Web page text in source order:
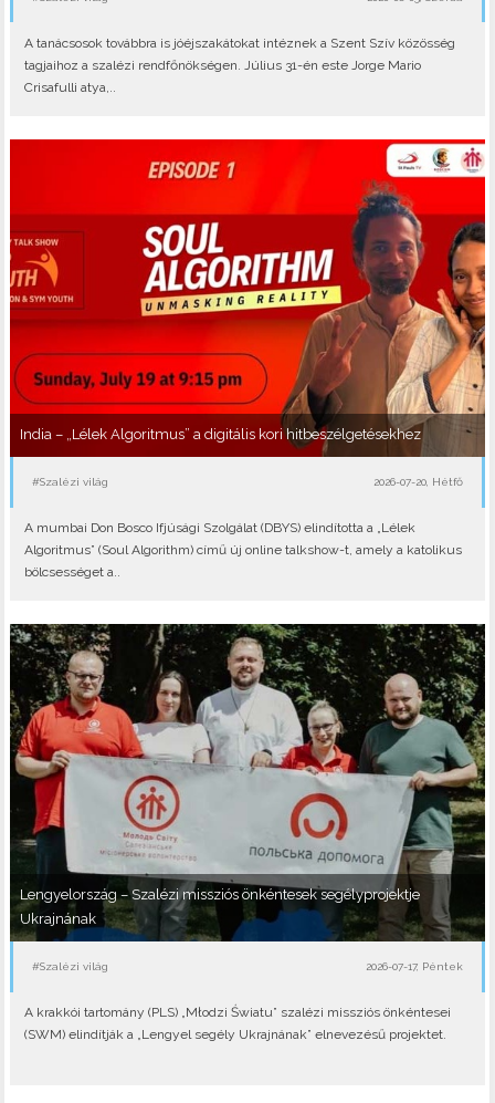
A tanácsosok továbbra is jóéjszakátokat intéznek a Szent Szív közösség
tagjaihoz a szalézi rendfőnökségen. Július 31-én este Jorge Mario
Crisafulli atya,..
India – „Lélek Algoritmus” a digitális kori hitbeszélgetésekhez
#Szalézi világ 2026-07-20, Hétfő
A mumbai Don Bosco Ifjúsági Szolgálat (DBYS) elindította a „Lélek
Algoritmus” (Soul Algorithm) című új online talkshow-t, amely a katolikus
bölcsességet a..
Lengyelország – Szalézi missziós önkéntesek segélyprojektje
Ukrajnának
#Szalézi világ 2026-07-17, Péntek
A krakkói tartomány (PLS) „Młodzi Światu” szalézi missziós önkéntesei
(SWM) elindítják a „Lengyel segély Ukrajnának” elnevezésű projektet.